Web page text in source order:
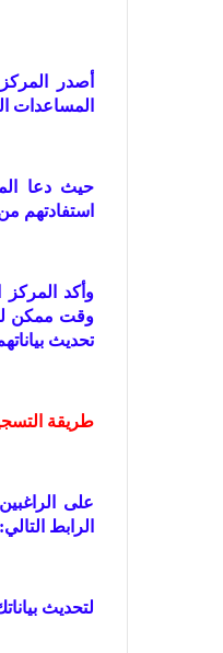
أصدر
المساعدات
حيث دعا
استفادتهم
وأكد
وقت ممكن
تحديث
طريقة
على
الرابط التالي:
لتحديث